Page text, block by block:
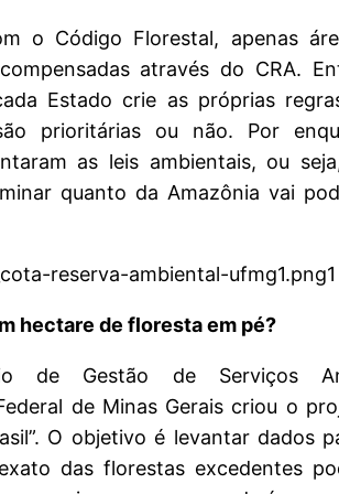
o Código Florestal, apenas
através do CRA.
Estado crie as próprias
prioritárias ou não. Por
as leis ambientais, ou
quanto da Amazônia vai
hectare de floresta em pé?
de Gestão de Serviços
de Minas Gerais criou o
O objetivo é levantar dados
das florestas excedentes